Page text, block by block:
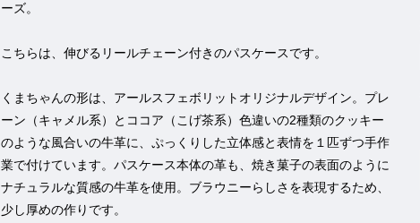
ーズ。
こちらは、伸びるリールチェーン付きのパスケースです。
くまちゃんの形は、アールスフェボリットオリジナルデザイン。プレ
ーン（キャメル系）とココア（こげ茶系）色違いの2種類のクッキー
のような風合いの牛革に、ぷっくりした立体感と表情を１匹ずつ手作
業で付けています。パスケース本体の革も、焼き菓子の表面のように
ナチュラルな質感の牛革を使用。ブラウニーらしさを表現するため、
少し厚めの作りです。